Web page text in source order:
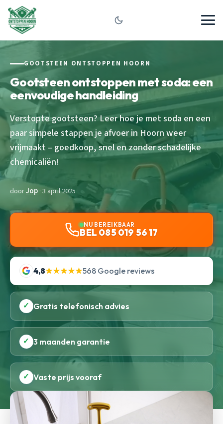
GOOTSTEEN ONTSTOPPEN HOORN
Gootsteen ontstoppen met soda: een
eenvoudige handleiding
Verstopte gootsteen? Leer hoe je met soda en een
paar simpele stappen je afvoer in Hoorn weer
vrijmaakt – goedkoop, snel en zonder schadelijke
chemicaliën!
doorJop· 3 april 2025
NU BEREIKBAAR
BEL 085 019 56 17
4,8★★★★★568 Google reviews
✓ Gratis telefonisch advies
✓ 3 maanden garantie
✓ Vaste prijs vooraf